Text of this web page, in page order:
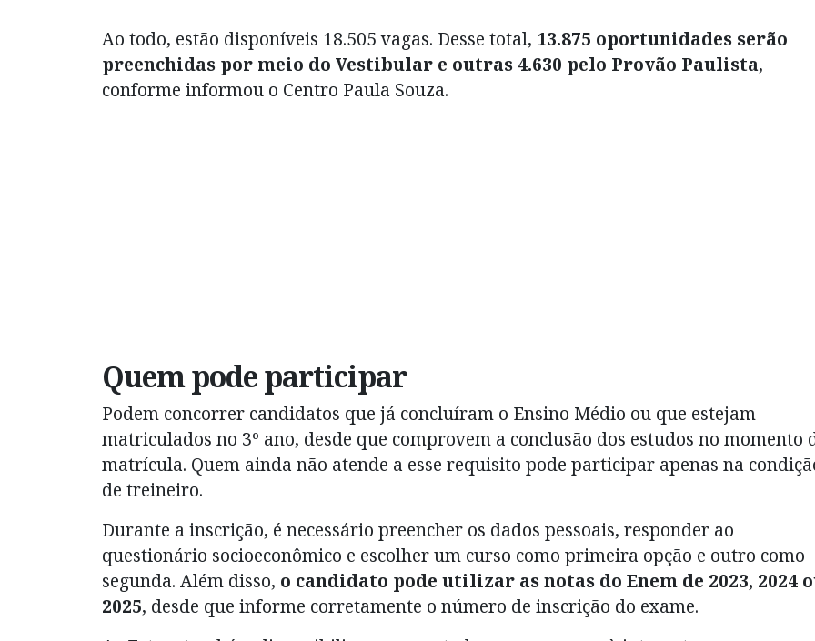
Ao todo, estão disponíveis 18.505 vagas. Desse total, 13.875 oportunidades serão
preenchidas por meio do Vestibular e outras 4.630 pelo Provão Paulista,
conforme informou o Centro Paula Souza.
Quem pode participar
Podem concorrer candidatos que já concluíram o Ensino Médio ou que estejam
matriculados no 3º ano, desde que comprovem a conclusão dos estudos no momento
matrícula. Quem ainda não atende a esse requisito pode participar apenas na
de treineiro.
Durante a inscrição, é necessário preencher os dados pessoais, responder ao
questionário socioeconômico e escolher um curso como primeira opção e outro como
segunda. Além disso, o candidato pode utilizar as notas do Enem de 2023, 2024
2025, desde que informe corretamente o número de inscrição do exame.